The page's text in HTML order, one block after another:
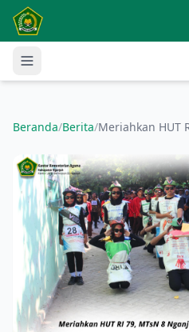
Langsung ke konten utama
Beranda/Berita/